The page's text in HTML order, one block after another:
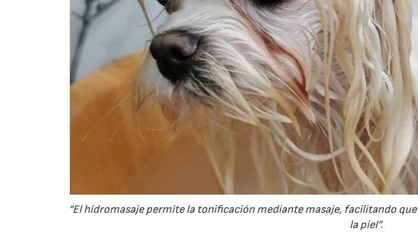
“El hidromasaje permite la tonificación mediante masaje, facilitando
la piel”.